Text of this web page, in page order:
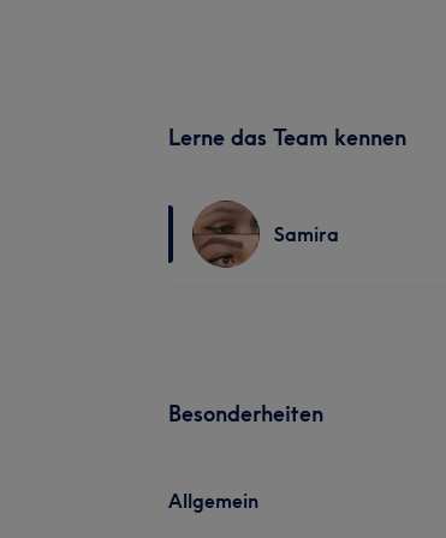
Lerne das Team kennen
Samira
Besonderheiten
Allgemein